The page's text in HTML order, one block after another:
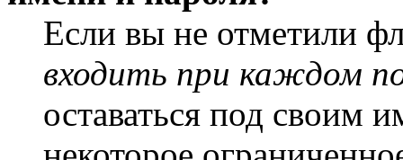
Если вы не отметили
входить при каждом
оставаться под своим